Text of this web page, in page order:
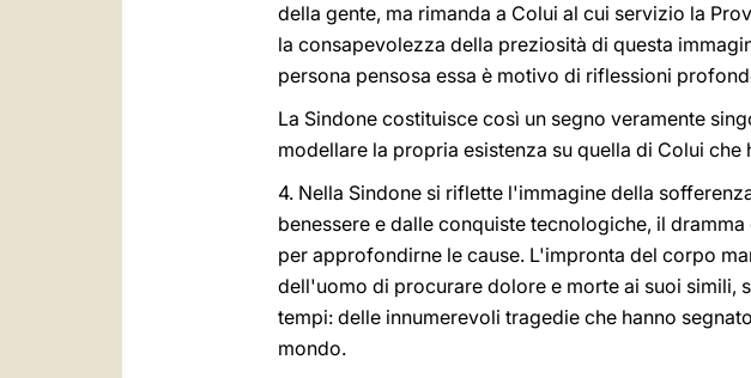
della gente, ma rimanda a Colui al cui servizio la
la consapevolezza della preziosità di questa
persona pensosa essa è motivo di riflessioni
La Sindone costituisce così un segno veramente
modellare la propria esistenza su quella di Colui che
4. Nella Sindone si riflette l'immagine della
benessere e dalle conquiste tecnologiche, il
per approfondirne le cause. L'impronta del corpo
dell'uomo di procurare dolore e morte ai suoi simili,
tempi: delle innumerevoli tragedie che hanno
mondo.